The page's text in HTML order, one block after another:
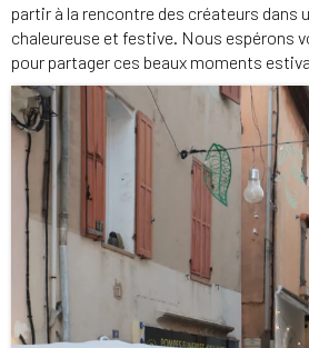
partir à la rencontre des créateurs dans
chaleureuse et festive. Nous espérons
pour partager ces beaux moments